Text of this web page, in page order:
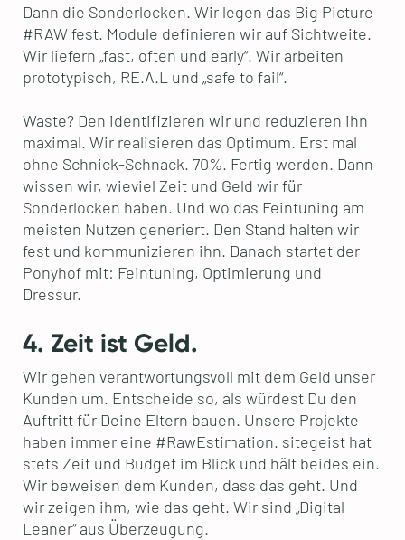
Dann die Sonderlocken. Wir legen das Big Picture
#RAW fest. Module definieren wir auf Sichtweite.
Wir liefern „fast, often und early“. Wir arbeiten
prototypisch, RE.A.L und „safe to fail“.
Waste? Den identifizieren wir und reduzieren ihn
maximal. Wir realisieren das Optimum. Erst mal
ohne Schnick-Schnack. 70%. Fertig werden. Dann
wissen wir, wieviel Zeit und Geld wir für
Sonderlocken haben. Und wo das Feintuning am
meisten Nutzen generiert. Den Stand halten wir
fest und kommunizieren ihn. Danach startet der
Ponyhof mit: Feintuning, Optimierung und
Dressur.
4. Zeit ist Geld.
Wir gehen verantwortungsvoll mit dem Geld unser
Kunden um. Entscheide so, als würdest Du den
Auftritt für Deine Eltern bauen. Unsere Projekte
haben immer eine #RawEstimation. sitegeist hat
stets Zeit und Budget im Blick und hält beides ein.
Wir beweisen dem Kunden, dass das geht. Und
wir zeigen ihm, wie das geht. Wir sind „Digital
Leaner“ aus Überzeugung.